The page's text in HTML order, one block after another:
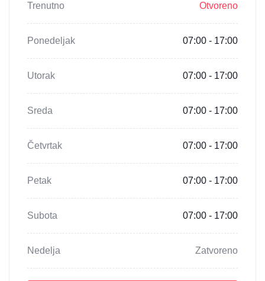
Trenutno Otvoreno
Ponedeljak 07:00 - 17:00
Utorak 07:00 - 17:00
Sreda 07:00 - 17:00
Četvrtak 07:00 - 17:00
Petak 07:00 - 17:00
Subota 07:00 - 17:00
Nedelja Zatvoreno